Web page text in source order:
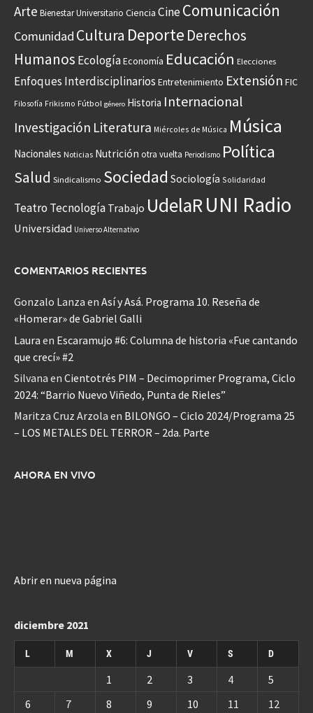
Arte Bienestar Universitario Ciencia CineComunicación
Comunidad Cultura Deporte Derechos
Humanos EcologíaEconomía Educación Elecciones
Enfoques Interdisciplinarios Entretenimiento Extensión FIC
Filosofía Frikismo Fútbol género Historia Internacional
Investigación Literatura Miércoles de Música Música
Nacionales Noticias Nutrición otra vuelta Periodismo Política
Salud Sindicalismo Sociedad Sociología Solidaridad
Teatro Tecnología Trabajo UdelaRUNI Radio
Universidad Universo Alternativo
COMENTARIOS RECIENTES
Gonzalo Lanza en Así y Asá. Programa 10. Reseña de
«Homerar» de Gabriel Galli
Laura en Escaramujo #6: Columna de historia «Fue cantando
que crecí» #2
Silvana en Cientotrés PIM – Decimoprimer Programa, Ciclo
2024: “Barrio Nuevo Viñedo, Punta de Rieles”
Maritza Cruz Arzola en BILONGO – Ciclo 2024/Programa 25
– LOS METALES DEL TERROR – 2da. Parte
AHORA EN VIVO
Abrir en nueva página
diciembre 2021
L M X J V S D
1 2 3 4
5
6
7 8 9 10 11 12